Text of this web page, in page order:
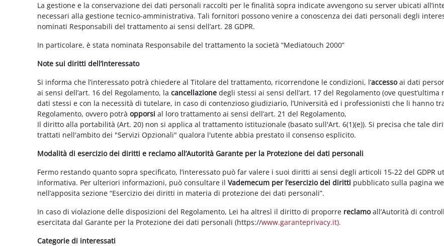
La gestione e la conservazione dei dati personali raccolti per le finalità sopra indicate avvengono su server ubicati
necessari alla gestione tecnico-amministrativa. Tali fornitori possono venire a conoscenza dei dati personali degli
nominati Responsabili del trattamento ai sensi dell’art. 28 GDPR.
In particolare, è stata nominata Responsabile del trattamento la società “Mediatouch 2000”
Note sui diritti dell’interessato
Si informa che l’interessato potrà chiedere al Titolare del trattamento, ricorrendone le condizioni, l’accessoai dati
ai sensi dell’art. 16 del Regolamento, lacancellazione degli stessi ai sensi dell’art. 17 del Regolamento (ove
dati stessi e con la necessità di tutelare, in caso di contenzioso giudiziario, l’Università ed i professionisti che li hanno
Regolamento, ovvero potràopporsi al loro trattamento ai sensi dell’art. 21 del Regolamento,
Il diritto alla portabilità (Art. 20) non si applica al trattamento istituzionale (basato sull'Art. 6(1)(e)). Si precisa che tale
trattati nell'ambito dei "Servizi Opzionali" qualora l'utente abbia prestato il consenso esplicito.
Modalità di esercizio dei diritti e reclamo all’Autorità Garante per la Protezione dei dati personali
Fermo restando quanto sopra specificato, l’interessato può far valere i suoi diritti ai sensi degli articoli 15-22 del
informativa. Per ulteriori informazioni, può consultare ilVademecum per l’esercizio dei diritti pubblicato sulla pagina
nell’apposita sezione “Esercizio dei diritti in materia di protezione dei dati personali”.
In caso di violazione delle disposizioni del Regolamento, Lei ha altresì il diritto di proporre reclamoall’Autorità di
esercitata dal Garante per la Protezione dei dati personali (https://www.garanteprivacy.it).
Categorie di interessati